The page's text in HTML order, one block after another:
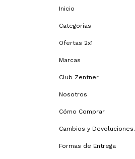
Inicio
Categorías
Ofertas 2x1
Marcas
Club Zentner
Nosotros
Cómo Comprar
Cambios y Devoluciones.
Formas de Entrega